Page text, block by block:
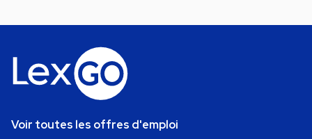
Voir toutes les offres d'emploi